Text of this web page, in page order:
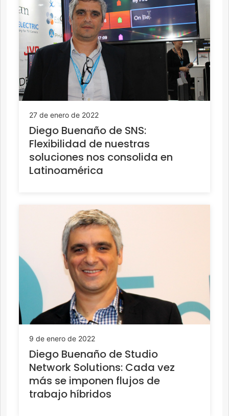
27 de enero de 2022
Diego Buenaño de SNS:
Flexibilidad de nuestras
soluciones nos consolida en
Latinoamérica
9 de enero de 2022
Diego Buenaño de Studio
Network Solutions: Cada vez
más se imponen flujos de
trabajo híbridos